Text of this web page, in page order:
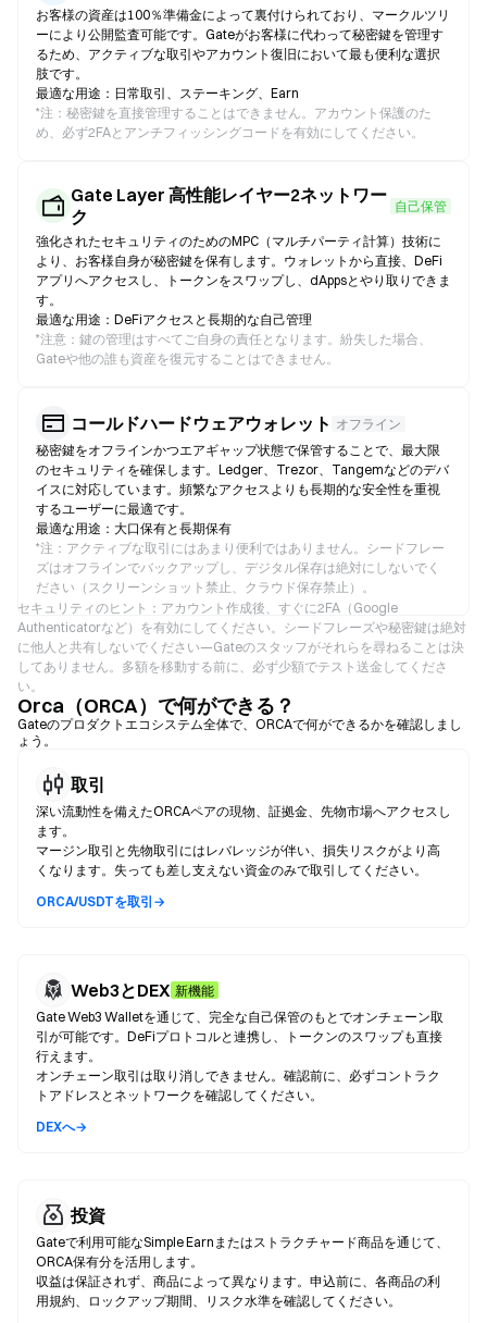
お客様の資産は100％準備金によって裏付けられており、マークルツリ
ーにより公開監査可能です。Gateがお客様に代わって秘密鍵を管理す
るため、アクティブな取引やアカウント復旧において最も便利な選択
肢です。
最適な用途：日常取引、ステーキング、Earn
*注：秘密鍵を直接管理することはできません。アカウント保護のた
め、必ず2FAとアンチフィッシングコードを有効にしてください。
Gate Layer 高性能レイヤー2ネットワー
ク
自己保管
強化されたセキュリティのためのMPC（マルチパーティ計算）技術に
より、お客様自身が秘密鍵を保有します。ウォレットから直接、DeFi
アプリへアクセスし、トークンをスワップし、dAppsとやり取りできま
す。
最適な用途：DeFiアクセスと長期的な自己管理
*注意：鍵の管理はすべてご自身の責任となります。紛失した場合、
Gateや他の誰も資産を復元することはできません。
コールドハードウェアウォレット オフライン
秘密鍵をオフラインかつエアギャップ状態で保管することで、最大限
のセキュリティを確保します。Ledger、Trezor、Tangemなどのデバ
イスに対応しています。頻繁なアクセスよりも長期的な安全性を重視
するユーザーに最適です。
最適な用途：大口保有と長期保有
*注：アクティブな取引にはあまり便利ではありません。シードフレー
ズはオフラインでバックアップし、デジタル保存は絶対にしないでく
ださい（スクリーンショット禁止、クラウド保存禁止）。
セキュリティのヒント：アカウント作成後、すぐに2FA（Google
Authenticatorなど）を有効にしてください。シードフレーズや秘密鍵は絶対
に他人と共有しないでください—Gateのスタッフがそれらを尋ねることは決
してありません。多額を移動する前に、必ず少額でテスト送金してくださ
い。
Orca（ORCA）で何ができる？
Gateのプロダクトエコシステム全体で、ORCAで何ができるかを確認しまし
ょう。
取引
深い流動性を備えたORCAペアの現物、証拠金、先物市場へアクセスし
ます。
マージン取引と先物取引にはレバレッジが伴い、損失リスクがより高
くなります。失っても差し支えない資金のみで取引してください。
ORCA/USDTを取引→
Web3とDEX 新機能
Gate Web3 Walletを通じて、完全な自己保管のもとでオンチェーン取
引が可能です。DeFiプロトコルと連携し、トークンのスワップも直接
行えます。
オンチェーン取引は取り消しできません。確認前に、必ずコントラク
トアドレスとネットワークを確認してください。
DEXへ→
投資
Gateで利用可能なSimple Earnまたはストラクチャード商品を通じて、
ORCA保有分を活用します。
収益は保証されず、商品によって異なります。申込前に、各商品の利
用規約、ロックアップ期間、リスク水準を確認してください。